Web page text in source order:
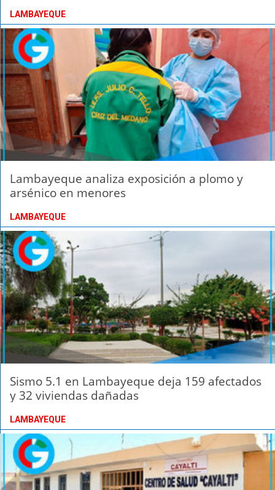
LAMBAYEQUE
Lambayeque analiza exposición a plomo y
arsénico en menores
LAMBAYEQUE
Sismo 5.1 en Lambayeque deja 159 afectados
y 32 viviendas dañadas
LAMBAYEQUE